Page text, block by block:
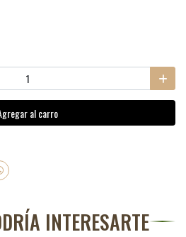
al carro
INTERESARTE